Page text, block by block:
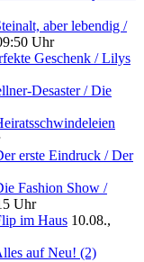
aber lebendig /
Uhr
Geschenk / Lilys
Desaster / Die
erste Eindruck / Der
Fashion Show /
Uhr
im Haus 10.08.,
auf Neu! (2)